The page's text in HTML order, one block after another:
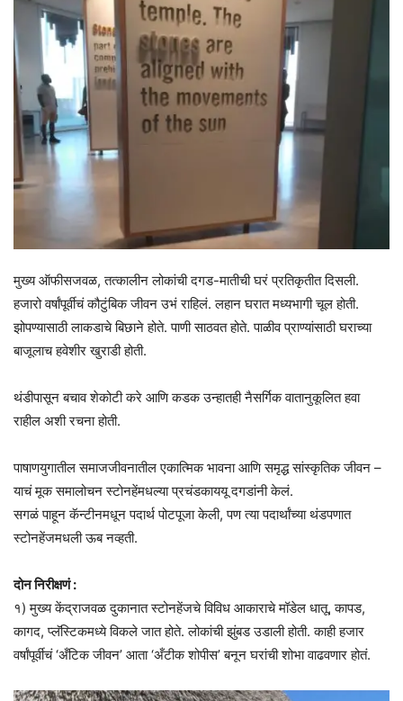
मुख्य ऑफीसजवळ, तत्कालीन लोकांची दगड-मातीची घरं प्रतिकृतीत दिसली.
हजारो वर्षांपूर्वीचं कौटुंबिक जीवन उभं राहिलं. लहान घरात मध्यभागी चूल होती.
झोपण्यासाठी लाकडाचे बिछाने होते. पाणी साठवत होते. पाळीव प्राण्यांसाठी घराच्या
बाजूलाच हवेशीर खुराडी होती.
थंडीपासून बचाव शेकोटी करे आणि कडक उन्हातही नैसर्गिक वातानुकूलित हवा
राहील अशी रचना होती.
पाषाणयुगातील समाजजीवनातील एकात्मिक भावना आणि समृद्ध सांस्कृतिक जीवन –
याचं मूक समालोचन स्टोनहेंमधल्या प्रचंडकाययू दगडांनी केलं.
सगळं पाहून कॅन्टीनमधून पदार्थ पोटपूजा केली, पण त्या पदार्थांच्या थंडपणात
स्टोनहेंजमधली ऊब नव्हती.
दोन निरीक्षणं :
१) मुख्य केंद्राजवळ दुकानात स्टोनहेंजचे विविध आकाराचे मॉडेल धातू, कापड,
कागद, प्लॅस्टिकमध्ये विकले जात होते. लोकांची झुंबड उडाली होती. काही हजार
वर्षांपूर्वीचं ‘अँटिक जीवन’ आता ‘अँटीक शोपीस’ बनून घरांची शोभा वाढवणार होतं.